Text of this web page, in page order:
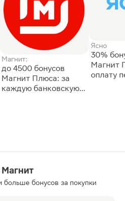
Магнит:
до 4500 бонусов
Магнит Плюса: за
каждую банковскую
Ясно
30%
Магнит
оплату
больше бонусов за покупки